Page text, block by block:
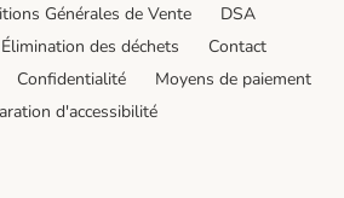
Générales de Vente
DSA
Élimination des déchets
Contact
Confidentialité
Moyens de paiement
d'accessibilité